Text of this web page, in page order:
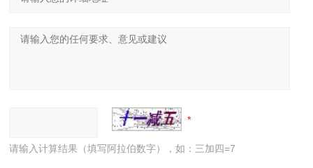
请输入计算结果（填写阿拉伯数字），如：三加四=7